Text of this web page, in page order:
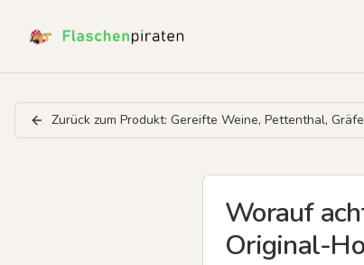
Zurück zum Produkt: Gereifte Weine, Pettenthal,
Worauf
Original-